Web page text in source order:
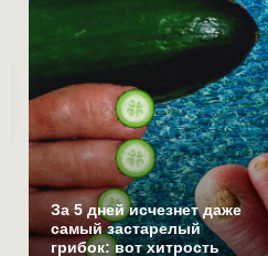
За 5 дней исчезнет даже
самый застарелый
грибок: вот хитрость